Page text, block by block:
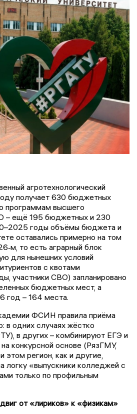
агротехнологический
получает 630 бюджетных
программам высшего
– ещё 195 бюджетных и 230
годы объёмы бюджета и
оставались примерно на том
то есть аграрный блок
для нынешних условий
с квотами
участники СВО) запланировано
бюджетных мест, а
год – 164 места.
ФСИН правила приёма
в одних случаях жёстко
в других – комбинируют ЕГЭ и
конкурсной основе (РязГМУ,
регион, как и другие,
логку «выпускники колледжей с
только по профильным
от «лириков» к «физикам»